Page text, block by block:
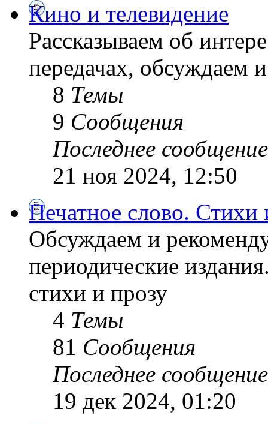
Кино и телевидение
Рассказываем об
передачах, обсуждаем
8 Темы
9 Сообщения
Последнее сообщение
21 ноя 2024, 12:50
Печатное слово. Стихи
Обсуждаем и
периодические
стихи и прозу
4 Темы
81 Сообщения
Последнее сообщение
19 дек 2024, 01:20